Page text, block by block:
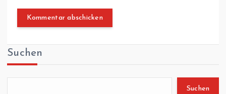
Suchen
Suchen